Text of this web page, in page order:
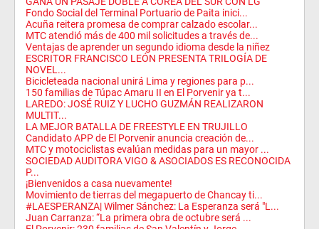
Fondo Social del Terminal Portuario de Paita inici...
Acuña reitera promesa de comprar calzado escolar...
MTC atendió más de 400 mil solicitudes a través de...
Ventajas de aprender un segundo idioma desde la niñez
ESCRITOR FRANCISCO LEÓN PRESENTA TRILOGÍA DE
NOVEL...
Bicicleteada nacional unirá Lima y regiones para p...
150 familias de Túpac Amaru II en El Porvenir ya t...
LAREDO: JOSÉ RUIZ Y LUCHO GUZMÁN REALIZARON
MULTIT...
LA MEJOR BATALLA DE FREESTYLE EN TRUJILLO
Candidato APP de El Porvenir anuncia creación de...
MTC y motociclistas evalúan medidas para un mayor ...
SOCIEDAD AUDITORA VIGO & ASOCIADOS ES RECONOCIDA
P...
¡Bienvenidos a casa nuevamente!
Movimiento de tierras del megapuerto de Chancay ti...
#LAESPERANZA| Wilmer Sánchez: La Esperanza será "L...
Juan Carranza: “La primera obra de octubre será ...